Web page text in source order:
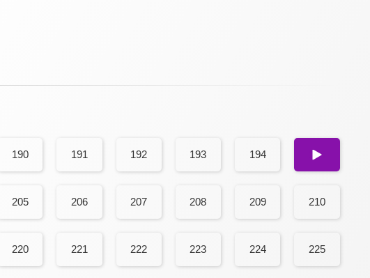
190 191 192 193 194 195
205 206 207 208 209 210
220 221 222 223 224 225